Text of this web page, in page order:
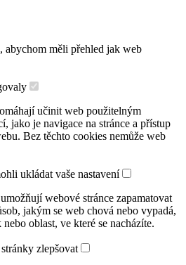
abychom měli přehled jak web
učinit web použitelným
jako je navigace na stránce a přístup
Bez těchto cookies nemůže web
ukládat vaše nastavení
webové stránce zapamatovat
jakým se web chová nebo vypadá,
oblast, ve které se nacházíte.
zlepšovat